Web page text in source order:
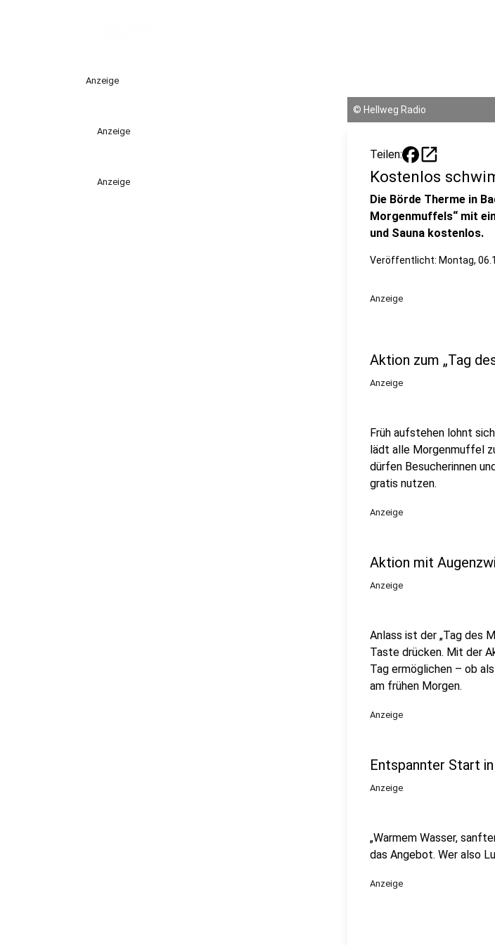
Anzeige
Anzeige
Anzeige
© Hellweg Radio
Teilen: open_in_new
Kostenlos
Die Börde Therme in
Morgenmuffels“ mit
und Sauna kostenlos.
Veröffentlicht: Montag,
Anzeige
Aktion zum „Tag
Anzeige
Früh aufstehen lohnt
lädt alle Morgenmuffel
dürfen Besucherinnen
gratis nutzen.
Anzeige
Aktion mit
Anzeige
Anlass ist der „Tag des
Taste drücken. Mit der
Tag ermöglichen – ob
am frühen Morgen.
Anzeige
Entspannter Start
Anzeige
„Warmem Wasser,
das Angebot. Wer also
Anzeige